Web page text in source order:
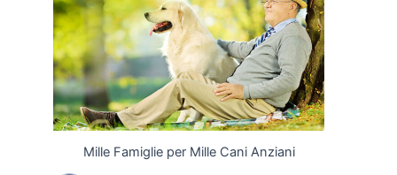
Mille Famiglie per Mille Cani Anziani